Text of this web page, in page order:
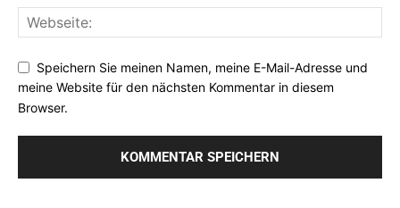
Speichern Sie meinen Namen, meine E-Mail-Adresse und
meine Website für den nächsten Kommentar in diesem
Browser.